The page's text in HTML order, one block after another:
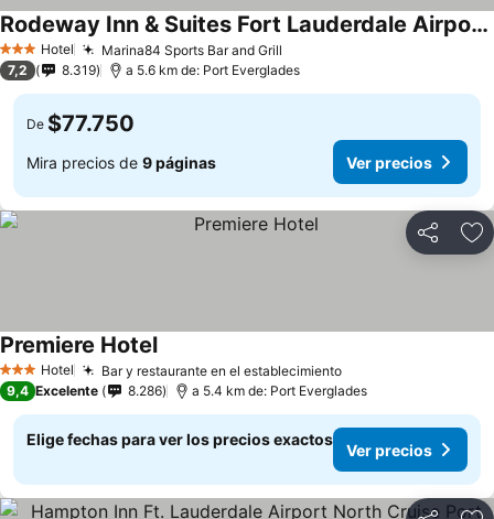
3 Estrellas
Hotel Marina84 Sports Bar and Grill
Rodeway Inn & Suites Fort Lauderdale Airport & Cruise Port
7,2 8.319 a 5.6 km de: Port Everglades
De $77.750
Mira precios de 9 páginas Ver precios
Compartir
3 Estrellas
Hotel Bar y restaurante en el establecimiento
Premiere Hotel
9,4 Excelente 8.286 a 5.4 km de: Port Everglades
Elige fechas para ver los precios exactos
Ver precios